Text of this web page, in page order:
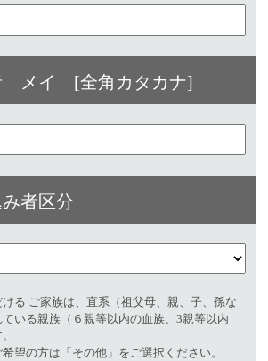
メイ [全角カタカナ]
者区分
る ご家族は、直系（祖父母、親、子、孫な
いる親族（６親等以内の血族、3親等以内
望の方は「その他」をご選択ください。